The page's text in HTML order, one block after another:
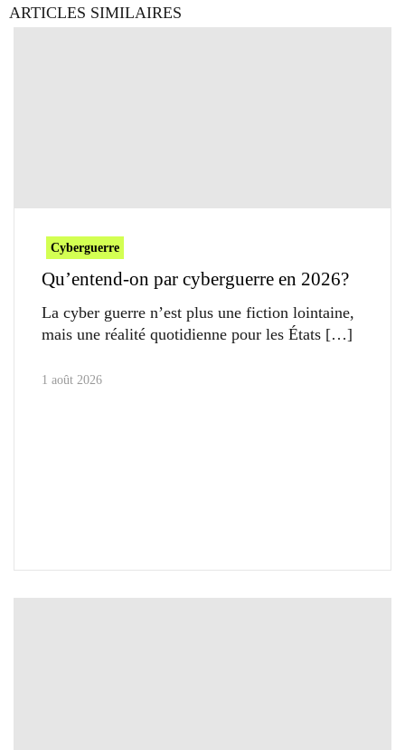
ARTICLES SIMILAIRES
Cyberguerre
Qu’entend-on par cyberguerre en 2026?
La cyber guerre n’est plus une fiction lointaine,
mais une réalité quotidienne pour les États
1 août 2026